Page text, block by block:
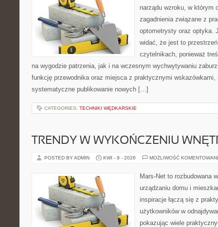
narządu wzroku, w którym
zagadnienia związane z
optometrysty oraz optyka.
widać, że jest to
czytelnikach, ponieważ
na wygodzie patrzenia, jak i na wczesnym wychwytywaniu
funkcję przewodnika oraz miejsca z praktycznymi wskazówkami,
systematyczne publikowanie nowych […]
CATEGORIES: TECHNIKI WĘDKARSKIE
TRENDY W WYKOŃCZENIU
POSTED BY ADMIN KWI - 9 - 2026 MOŻLIWOŚĆ
Mars-Net to rozbudowana
urządzaniu domu i
inspiracje łączą się z
użytkowników w
pokazując wiele